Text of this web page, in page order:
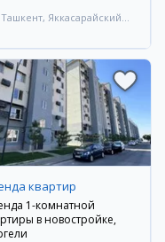
Ташкент, Яккасарайский
квартир
1-комнатной
в новостройке,